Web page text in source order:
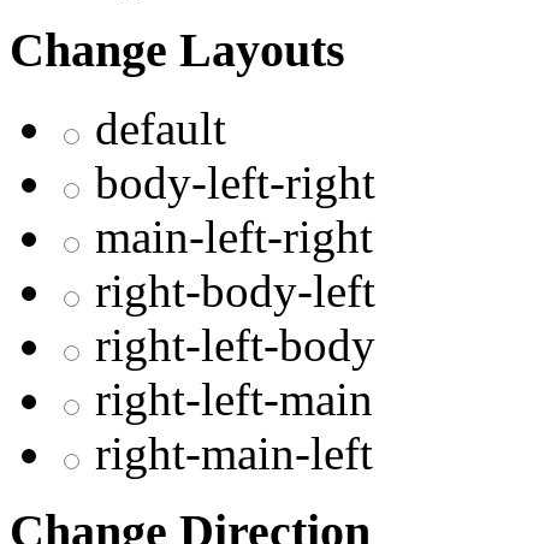
Change Layouts
default
body-left-right
main-left-right
right-body-left
right-left-body
right-left-main
right-main-left
Change Direction